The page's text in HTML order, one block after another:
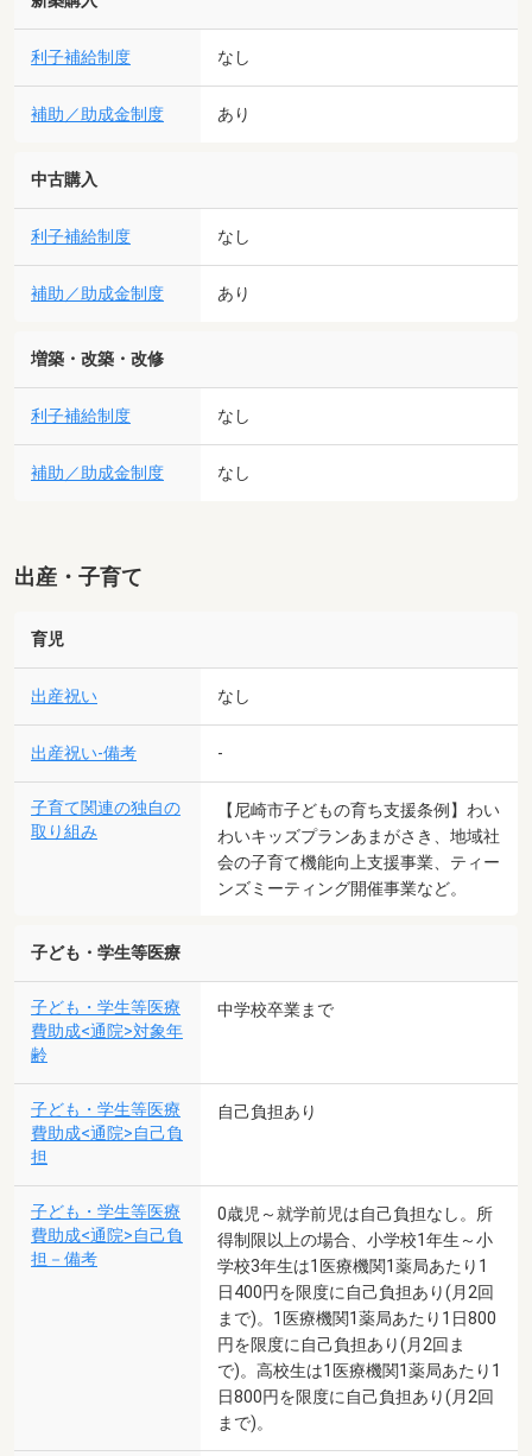
利子補給制度 なし
補助／助成金制度 あり
中古購入
利子補給制度 なし
補助／助成金制度 あり
増築・改築・改修
利子補給制度 なし
補助／助成金制度 なし
出産・子育て
育児
出産祝い なし
出産祝い-備考 -
子育て関連の独自の
取り組み
【尼崎市子どもの育ち支援条例】わい
わいキッズプランあまがさき、地域社
会の子育て機能向上支援事業、ティー
ンズミーティング開催事業など。
子ども・学生等医療
子ども・学生等医療
費助成<通院>対象年
齢
中学校卒業まで
子ども・学生等医療
費助成<通院>自己負
担
自己負担あり
子ども・学生等医療
費助成<通院>自己負
担－備考
0歳児～就学前児は自己負担なし。所
得制限以上の場合、小学校1年生～小
学校3年生は1医療機関1薬局あたり1
日400円を限度に自己負担あり(月2回
まで)。1医療機関1薬局あたり1日800
円を限度に自己負担あり(月2回ま
で)。高校生は1医療機関1薬局あたり1
日800円を限度に自己負担あり(月2回
まで)。